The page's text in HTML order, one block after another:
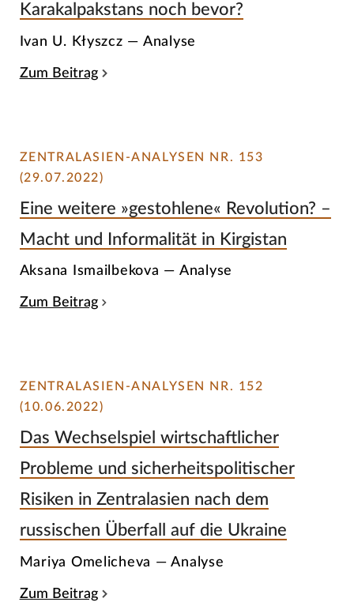
Karakalpakstans noch bevor?
Ivan U. Kłyszcz — Analyse
Zum Beitrag
ZENTRALASIEN-ANALYSEN NR. 153
(29.07.2022)
Eine weitere »gestohlene« Revolution? –
Macht und Informalität in Kirgistan
Aksana Ismailbekova — Analyse
Zum Beitrag
ZENTRALASIEN-ANALYSEN NR. 152
(10.06.2022)
Das Wechselspiel wirtschaftlicher
Probleme und sicherheitspolitischer
Risiken in Zentralasien nach dem
russischen Überfall auf die Ukraine
Mariya Omelicheva — Analyse
Zum Beitrag